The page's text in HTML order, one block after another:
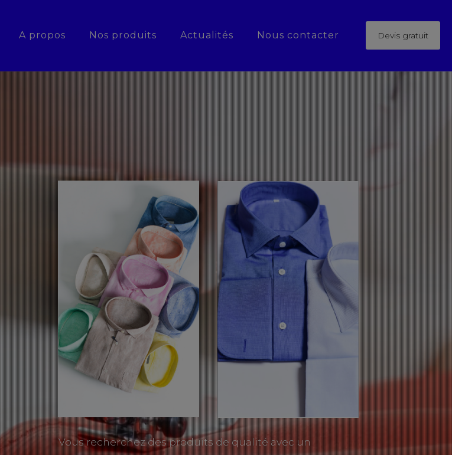
A propos Nos produits Actualités Nous contacter Devis gratuit
Vous recherchez des produits de qualité avec un